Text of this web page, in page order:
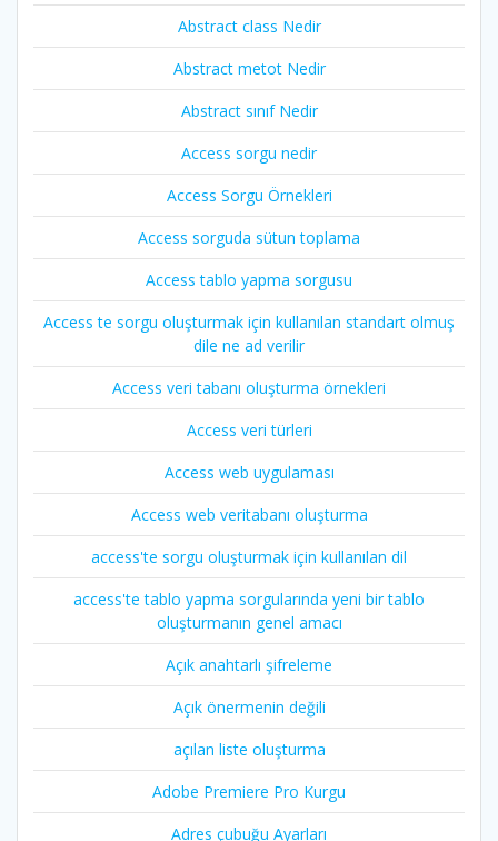
Abstract class Nedir
Abstract metot Nedir
Abstract sınıf Nedir
Access sorgu nedir
Access Sorgu Örnekleri
Access sorguda sütun toplama
Access tablo yapma sorgusu
Access te sorgu oluşturmak için kullanılan standart olmuş
dile ne ad verilir
Access veri tabanı oluşturma örnekleri
Access veri türleri
Access web uygulaması
Access web veritabanı oluşturma
access'te sorgu oluşturmak için kullanılan dil
access'te tablo yapma sorgularında yeni bir tablo
oluşturmanın genel amacı
Açık anahtarlı şifreleme
Açık önermenin değili
açılan liste oluşturma
Adobe Premiere Pro Kurgu
Adres çubuğu Ayarları